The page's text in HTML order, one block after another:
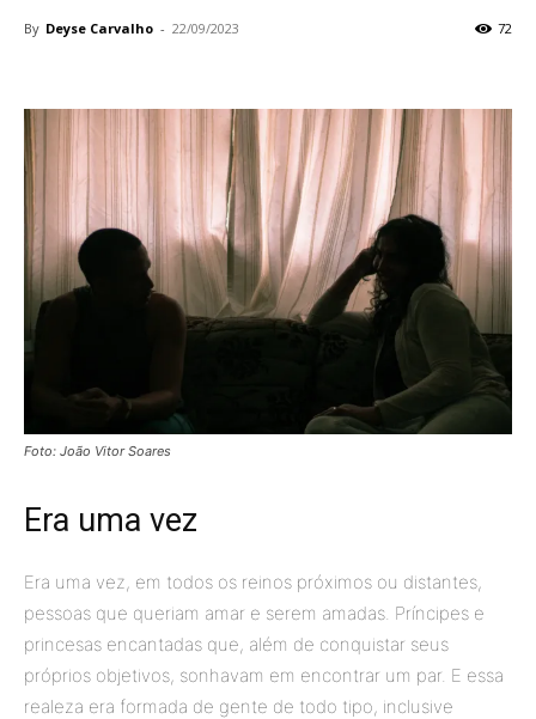
By Deyse Carvalho - 22/09/2023 72
Foto: João Vitor Soares
Era uma vez
Era uma vez, em todos os reinos próximos ou distantes,
pessoas que queriam amar e serem amadas. Príncipes e
princesas encantadas que, além de conquistar seus
próprios objetivos, sonhavam em encontrar um par. E essa
realeza era formada de gente de todo tipo, inclusive